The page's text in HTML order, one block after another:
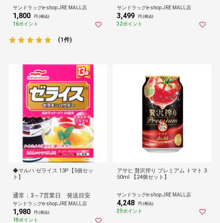
サンドラッグe-shop JRE MALL店
1,800 円 (税込)
16ポイント
(1件)
サンドラッグe-shop JRE MALL店
3,499 円 (税込)
32ポイント
◆マルハ ゼライス 13P【5個セッ
ト】
通常：3～7営業日 発送目安
サンドラッグe-shop JRE MALL店
1,980 円 (税込)
18ポイント
アサヒ 贅沢搾り プレミアム トマト 3
50ml 【24個セット】
サンドラッグe-shop JRE MALL店
4,248 円 (税込)
39ポイント